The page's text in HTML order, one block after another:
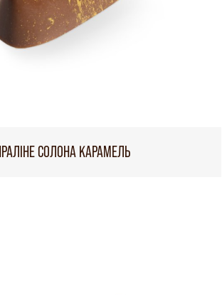
СОЛОНА КАРАМЕЛЬ